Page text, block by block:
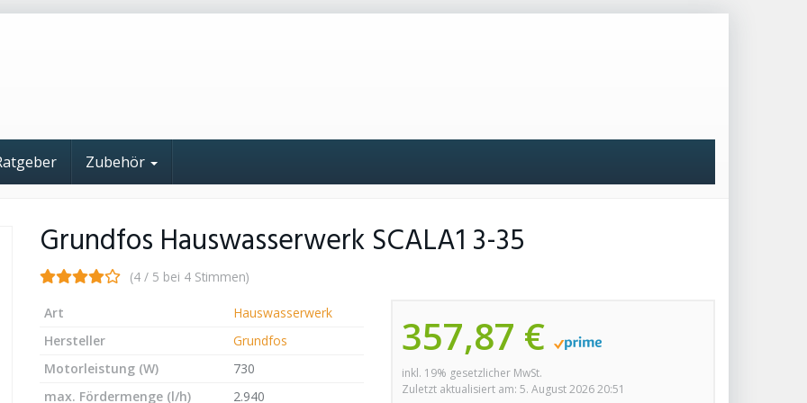
Zubehör
Grundfos Hauswasserwerk SCALA1 3-35
(4 / 5 bei 4 Stimmen)
357,87 €
inkl. 19% gesetzlicher MwSt.
Zuletzt aktualisiert am: 5. August 2026 20:51
Art
Hauswasserwerk
Hersteller
Grundfos
Motorleistung (W)
730
max. Fördermenge (l/h)
2.940